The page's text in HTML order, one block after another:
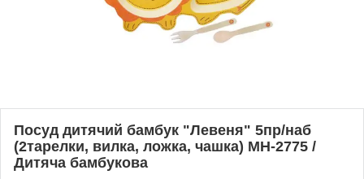
Посуд дитячий бамбук "Левеня" 5пр/наб
(2тарелки, вилка, ложка, чашка) MH-2775 /
Дитяча бамбукова